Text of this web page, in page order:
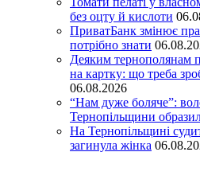
без оцту й кислоти
ПриватБанк змінює
потрібно знати
Деяким тернополянам
на картку: що треба
06.08.2026
“Нам дуже боляче”:
Тернопільщини
На Тернопільщині
загинула жінка